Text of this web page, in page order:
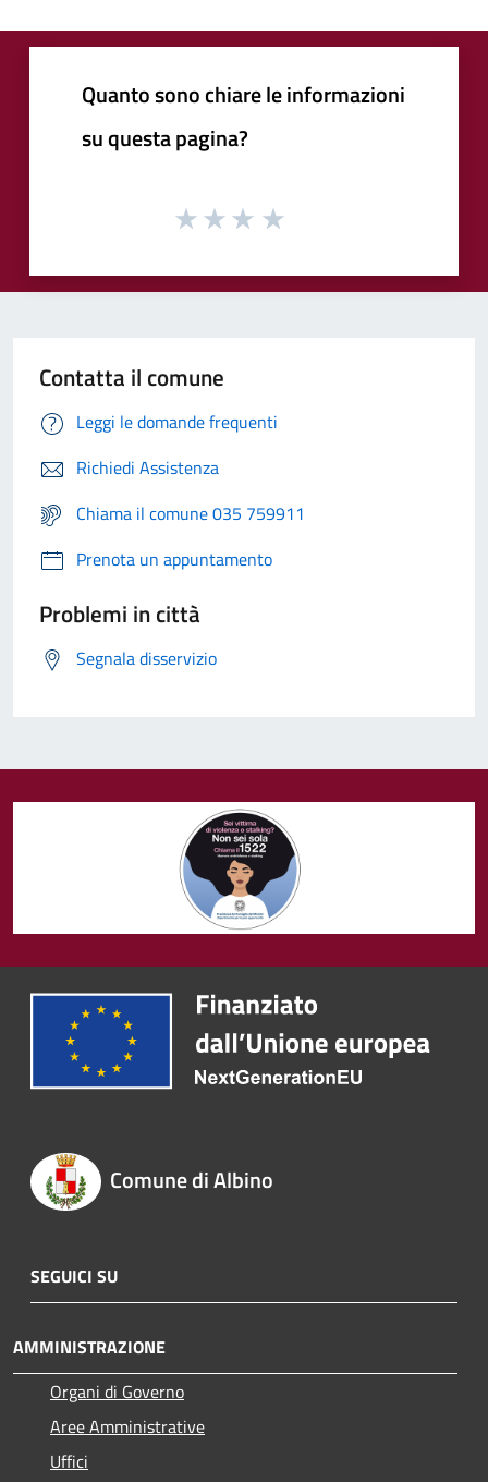
Quanto sono chiare le informazioni
su questa pagina?
Contatta il comune
Leggi le domande frequenti
Richiedi Assistenza
Chiama il comune 035 759911
Prenota un appuntamento
Problemi in città
Segnala disservizio
Comune di Albino
SEGUICI SU
AMMINISTRAZIONE
Organi di Governo
Aree Amministrative
Uffici